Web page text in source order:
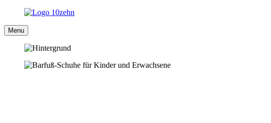
Menu